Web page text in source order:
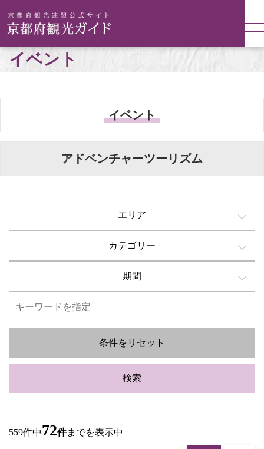
イベント
イベント
アドベンチャーツーリズム
エリア
カテゴリー
期間
条件をリセット
検索
559件中72件までを表示中